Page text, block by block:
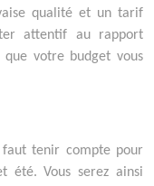
qualité et un tarif
attentif au rapport
que votre budget vous
faut tenir compte pour
été. Vous serez ainsi